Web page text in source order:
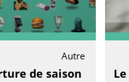
Autre
de saison